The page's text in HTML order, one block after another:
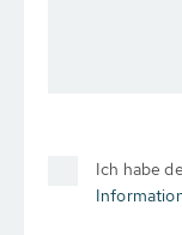
Ich habe